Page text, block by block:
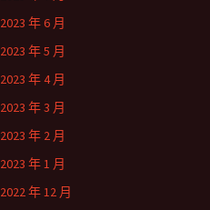
2023 年 6 月
2023 年 5 月
2023 年 4 月
2023 年 3 月
2023 年 2 月
2023 年 1 月
2022 年 12 月